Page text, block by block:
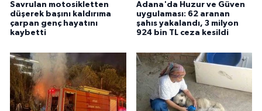
Savrulan motosikletten
düşerek başını kaldırıma
çarpan genç hayatını
kaybetti
Adana'da Huzur ve Güven
uygulaması: 62 aranan
şahıs yakalandı, 3 milyon
924 bin TL ceza kesildi